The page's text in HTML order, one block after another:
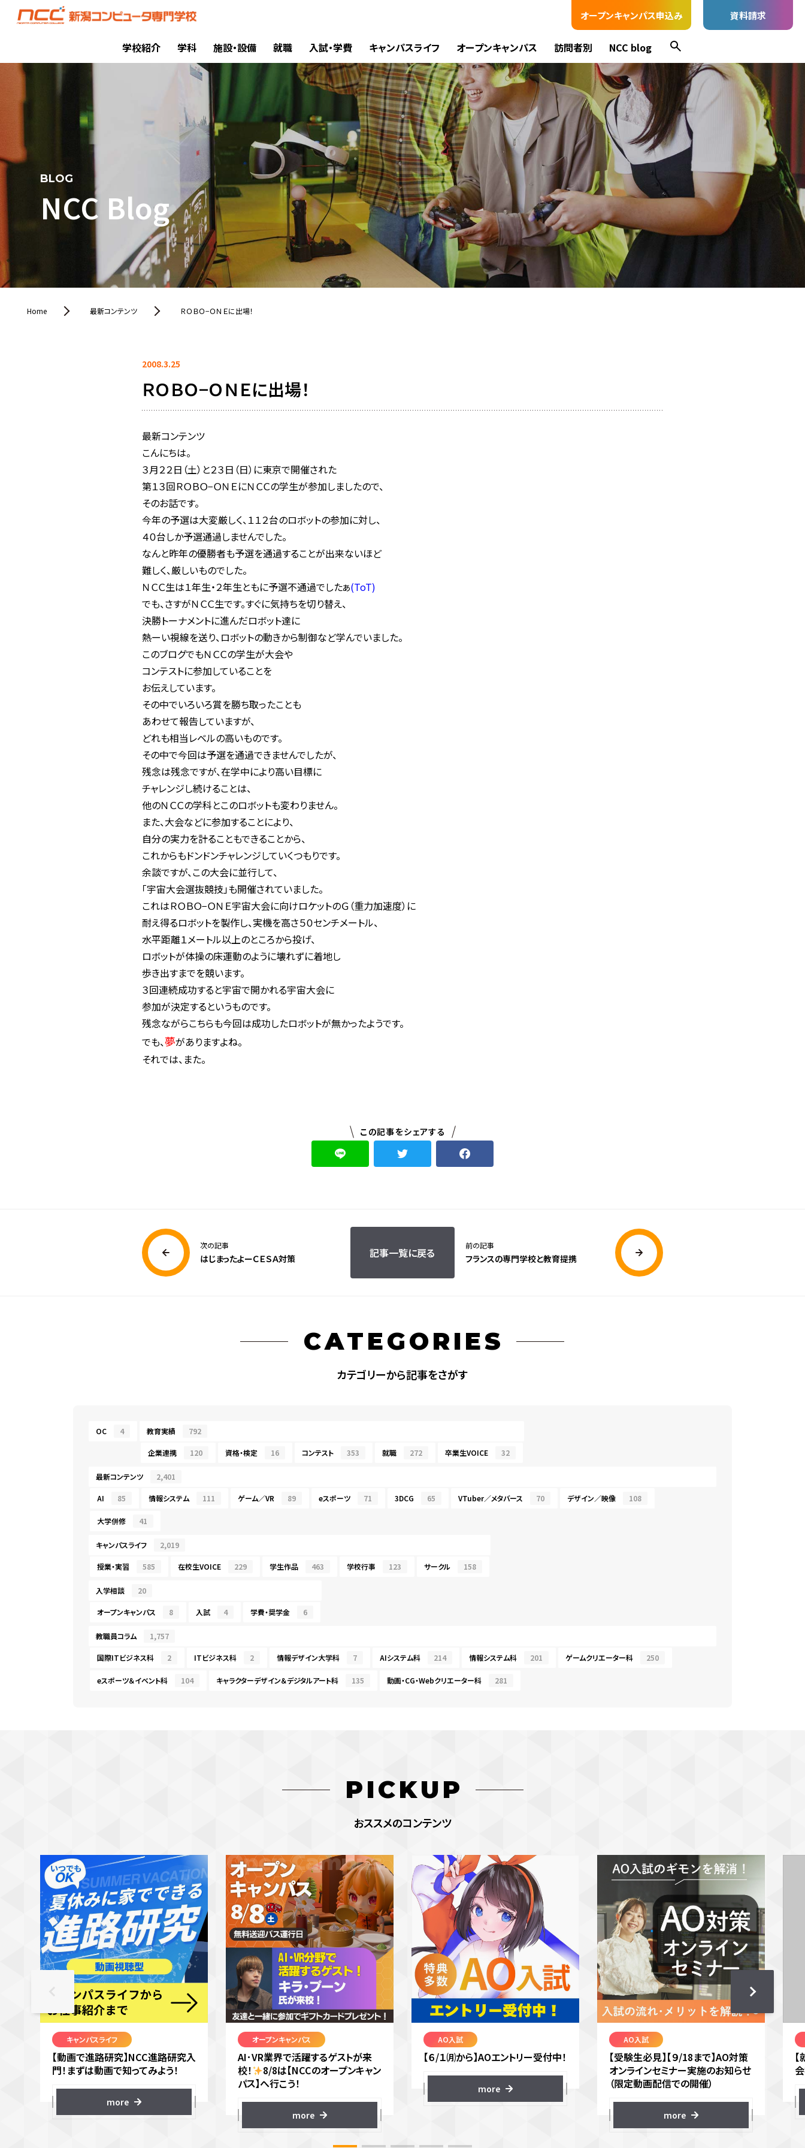
オープンキャンパス申込み 資料請求
学校紹介 学科 施設・設備 就職 入試・学費 キャンパスライフ オープンキャンパス 訪問者別 NCC blog
BLOG
NCC Blog
Home 最新コンテンツ ＲＯＢＯ−ＯＮＥに出場！
2008.3.25
ＲＯＢＯ−ＯＮＥに出場！
最新コンテンツ
こんにちは。
３月２２日（土）と２３日（日）に東京で開催された
第１３回ＲＯＢＯ−ＯＮＥにＮＣＣの学生が参加しましたので、
そのお話です。
今年の予選は大変厳しく、１１２台のロボットの参加に対し、
４０台しか予選通過しませんでした。
なんと昨年の優勝者も予選を通過することが出来ないほど
難しく、厳しいものでした。
ＮＣＣ生は１年生・２年生ともに予選不通過でしたぁ(ToT)
でも、さすがＮＣＣ生です。すぐに気持ちを切り替え、
決勝トーナメントに進んだロボット達に
熱ーい視線を送り、ロボットの動きから制御など学んでいました。
このブログでもＮＣＣの学生が大会や
コンテストに参加していることを
お伝えしています。
その中でいろいろ賞を勝ち取ったことも
あわせて報告していますが、
どれも相当レベルの高いものです。
その中で今回は予選を通過できませんでしたが、
残念は残念ですが、在学中により高い目標に
チャレンジし続けることは、
他のＮＣＣの学科とこのロボットも変わりません。
また、大会などに参加することにより、
自分の実力を計ることもできることから、
これからもドンドンチャレンジしていくつもりです。
余談ですが、この大会に並行して、
「宇宙大会選抜競技」も開催されていました。
これはＲＯＢＯ−ＯＮＥ宇宙大会に向けロケットのＧ（重力加速度）に
耐え得るロボットを製作し、実機を高さ５０センチメートル、
水平距離１メートル以上のところから投げ、
ロボットが体操の床運動のように壊れずに着地し
歩き出すまでを競います。
３回連続成功すると宇宙で開かれる宇宙大会に
参加が決定するというものです。
残念ながらこちらも今回は成功したロボットが無かったようです。
でも、夢がありますよね。
それでは、また。
この記事をシェアする
次の記事
はじまったよーＣＥＳＡ対策 記事一覧に戻る
前の記事
フランスの専門学校と教育提携
CATEGORIES
カテゴリーから記事をさがす
OC 4 教育実績 792
企業連携 120 資格・検定 16 コンテスト 353 就職 272 卒業生VOICE 32
最新コンテンツ 2,401
AI 85 情報システム 111 ゲーム／VR 89 eスポーツ 71 3DCG 65 VTuber／メタバース 70 デザイン／映像 108
大学併修 41
キャンパスライフ 2,019
授業・実習 585 在校生VOICE 229 学生作品 463 学校行事 123 サークル 158
入学相談 20
オープンキャンパス 8 入試 4 学費・奨学金 6
教職員コラム 1,757
国際ITビジネス科 2 ITビジネス科 2 情報デザイン大学科 7 AIシステム科 214 情報システム科 201 ゲームクリエーター科 250
eスポーツ＆イベント科 104 キャラクターデザイン＆デジタルアート科 135 動画・CG・Webクリエーター科 281
PICKUP
おススメのコンテンツ
キャンパスライフ
【動画で進路研究】NCC進路研究入
門！まずは動画で知ってみよう！
more
オープンキャンパス
AI･VR業界で活躍するゲストが来
校！
8/8は【NCCのオープンキャン
パス】へ行こう！
more
AO入試
【６/１㈪から】AOエントリー受付中！
more
AO入試
【受験生必見】【９/18まで】AO対策
オンラインセミナー実施のお知らせ
（限定動画配信での開催）
more